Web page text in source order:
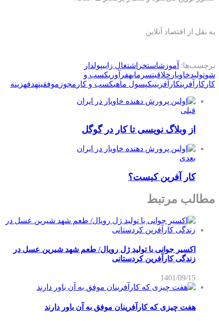
به نقل از اقتصاد آنلاین
برچسب‌ها: آموزشاستخر اشتغال زاییپولدار
شوتولیدخاویار خلاقیتسرمایهفرآوریكسب و
كار کارآفرینکارآفرینیکپسول ماهیکسب و کار مجوز موفقیتهدفهزینه
قبلی
از وبلاگ نویسی تا کار در گوگل
بعدی
کار آفرین کیست؟
مطالب مرتبط
اکسیر جوانی با تولید ژل رویال/ طعم شهد شیرین عسل‌ در
زندگی کارآفرین کردستانی
1401/09/15
هفت چیزی که کارآفرینان موفق به آن باور دارند